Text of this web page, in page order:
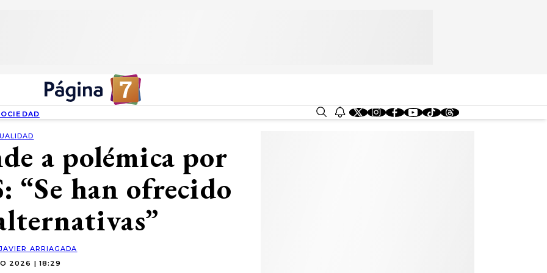
a polémica por
“Se han ofrecido
ARRIAGADA
2026 | 18:29